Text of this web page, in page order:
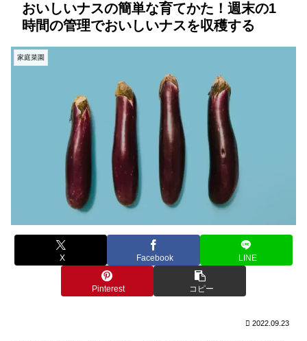
おいしいナスの簡単な育てかた！週末の1
時間の管理でおいしいナスを収穫する
家庭菜園
X Facebook LINE
Pinterest コピー
2022.09.23